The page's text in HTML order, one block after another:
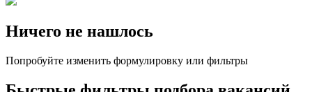
Ничего не нашлось
Попробуйте изменить формулировку или фильтры